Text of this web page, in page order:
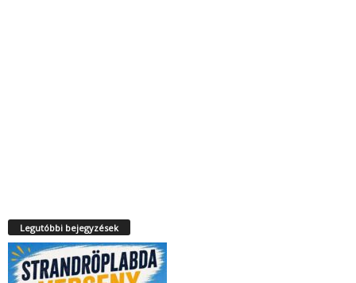
Legutóbbi bejegyzések